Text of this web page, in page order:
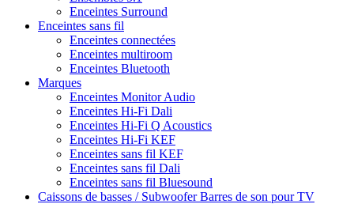
Enceintes Surround
Enceintes sans fil
Enceintes connectées
Enceintes multiroom
Enceintes Bluetooth
Marques
Enceintes Monitor Audio
Enceintes Hi-Fi Dali
Enceintes Hi-Fi Q Acoustics
Enceintes Hi-Fi KEF
Enceintes sans fil KEF
Enceintes sans fil Dali
Enceintes sans fil Bluesound
Caissons de basses / SubwooferBarres de son pour TV